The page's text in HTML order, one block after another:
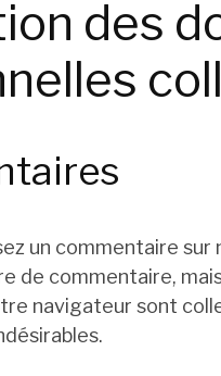
des
un commentaire
de commentaire,
navigateur sont